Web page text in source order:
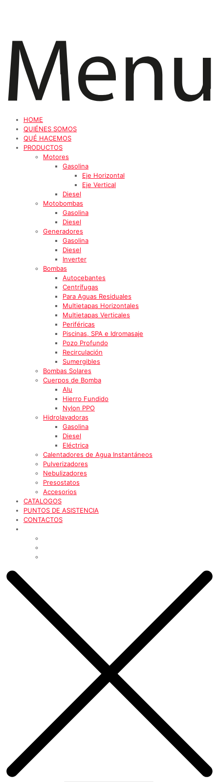
HOME
QUIÉNES SOMOS
QUÉ HACEMOS
PRODUCTOS
Motores
Gasolina
Eje Horizontal
Eje Vertical
Diesel
Motobombas
Gasolina
Diesel
Generadores
Gasolina
Diesel
Inverter
Bombas
Autocebantes
Centrífugas
Para Aguas Residuales
Multietapas Horizontales
Multietapas Verticales
Periféricas
Piscinas, SPA e Idromasaje
Pozo Profundo
Recirculación
Sumergibles
Bombas Solares
Cuerpos de Bomba
Alu
Hierro Fundido
Nylon PPO
Hidrolavadoras
Gasolina
Diesel
Eléctrica
Calentadores de Agua Instantáneos
Pulverizadores
Nebulizadores
Presostatos
Accesorios
CATALOGOS
PUNTOS DE ASISTENCIA
CONTACTOS